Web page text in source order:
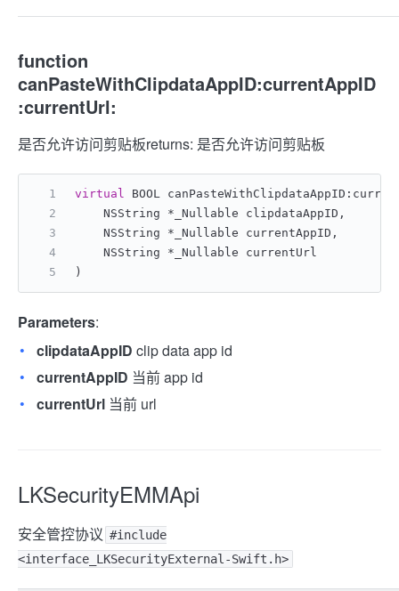
function
canPasteWithClipdataAppID:currentAppID
:currentUrl:
是否允许访问剪贴板returns: 是否允许访问剪贴板
virtual BOOL
    NSString *_Nullable clipdataAppID,
    NSString *_Nullable currentAppID,
    NSString *_Nullable currentUrl
)
Parameters:
clipdataAppID clip data app id
currentAppID 当前 app id
currentUrl 当前 url
LKSecurityEMMApi
安全管控协议 #include
<interface_LKSecurityExternal-Swift.h>